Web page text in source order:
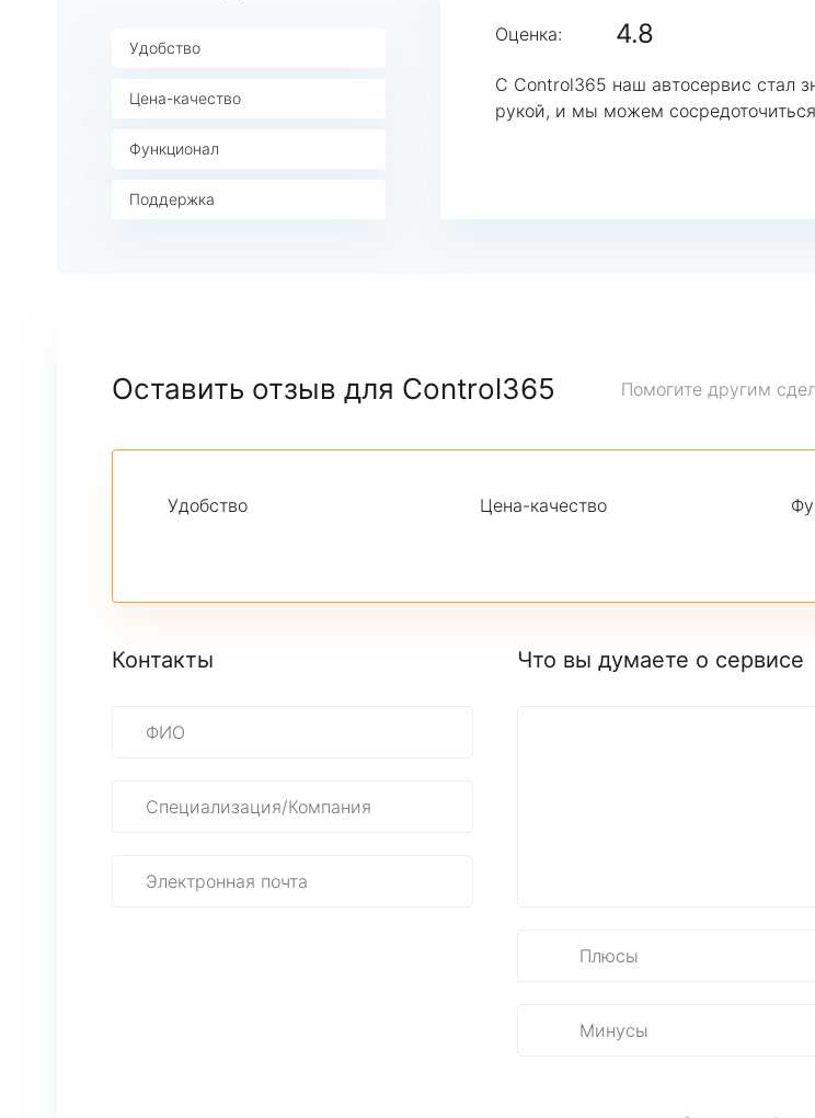
Удобство
Цена-качество
Функционал
Поддержка
Оценка: 4.8
С Control365 наш автосервис стал
рукой, и мы можем
Оставить отзыв для Control365 Помогите другим
Удобство Цена-качество
Контакты Что вы думаете о сервисе